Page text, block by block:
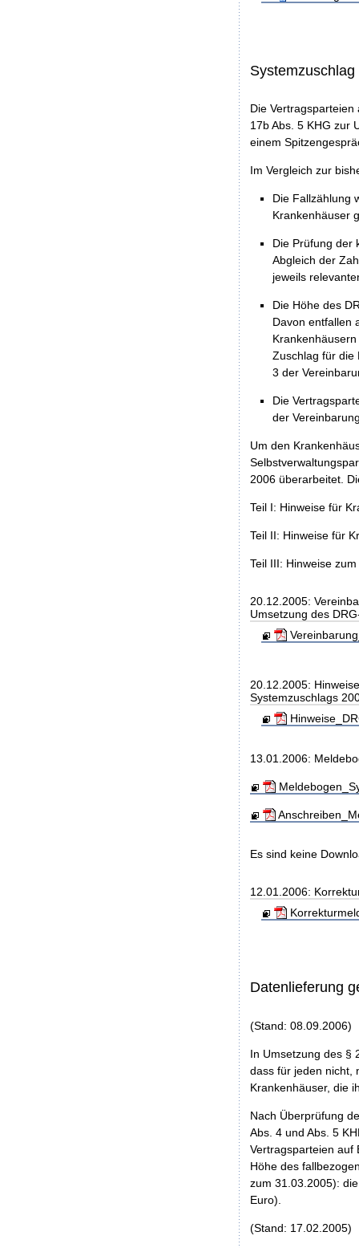
Systemzuschlag
Die
17b Abs. 5 KHG zur
einem
Im Vergleich zur
Die Fallzählung
Krankenhäuser
Die Prüfung der
Abgleich der
jeweils
Die Höhe des
Davon entfallen
Zuschlag für die
3 der
Die
der
Um den
2006 überarbeitet.
Teil I: Hinweise für
Teil II: Hinweise für
Teil III: Hinweise
20.12.2005:
Umsetzung des
20.12.2005:
Systemzuschlags
13.01.2006:
Es sind keine
12.01.2006:
Datenlieferung
(Stand: 08.09.2006)
In Umsetzung des §
dass für jeden nicht,
Krankenhäuser, die
Nach Überprüfung
Abs. 4 und Abs. 5
Vertragsparteien auf
Höhe des
zum 31.03.2005):
Euro).
(Stand: 17.02.2005)